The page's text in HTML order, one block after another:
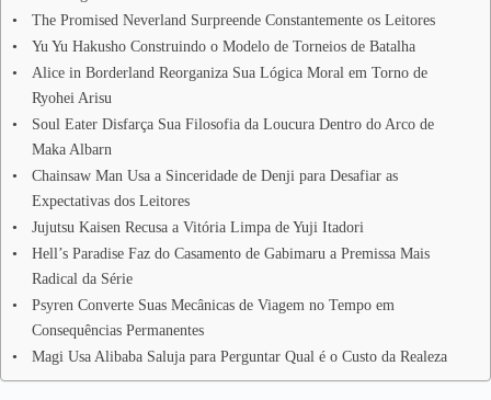
The Promised Neverland Surpreende Constantemente os Leitores
Yu Yu Hakusho Construindo o Modelo de Torneios de Batalha
Alice in Borderland Reorganiza Sua Lógica Moral em Torno de
Ryohei Arisu
Soul Eater Disfarça Sua Filosofia da Loucura Dentro do Arco de
Maka Albarn
Chainsaw Man Usa a Sinceridade de Denji para Desafiar as
Expectativas dos Leitores
Jujutsu Kaisen Recusa a Vitória Limpa de Yuji Itadori
Hell’s Paradise Faz do Casamento de Gabimaru a Premissa Mais
Radical da Série
Psyren Converte Suas Mecânicas de Viagem no Tempo em
Consequências Permanentes
Magi Usa Alibaba Saluja para Perguntar Qual é o Custo da Realeza